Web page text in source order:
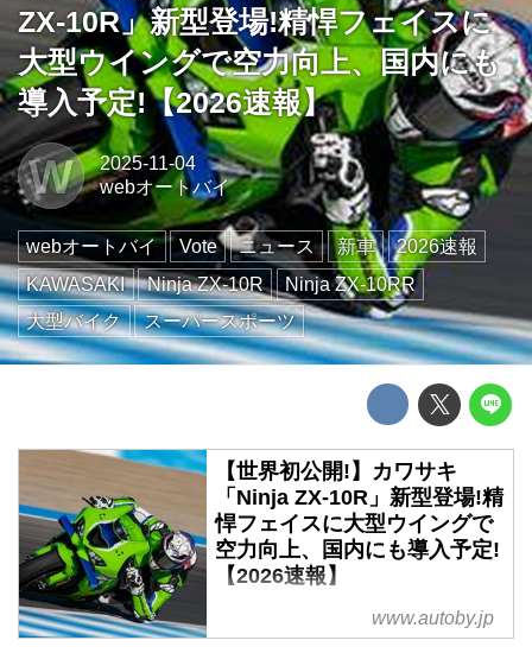
ZX-10R」新型登場!精悍フェイスに
大型ウイングで空力向上、国内にも
導入予定!【2026速報】
W
2025-11-04
webオートバイ
webオートバイ Vote ニュース 新車
2026速報
KAWASAKI
Ninja ZX-10R
Ninja ZX-10RR
大型バイク
スーパースポーツ
【世界初公開!】カワサキ
「Ninja ZX-10R」新型登場!精
悍フェイスに大型ウイングで
空力向上、国内にも導入予定!
【2026速報】
スーパーバイク世界選手権で7度
のタイトルを獲得したカワサキの
www.autoby.jp